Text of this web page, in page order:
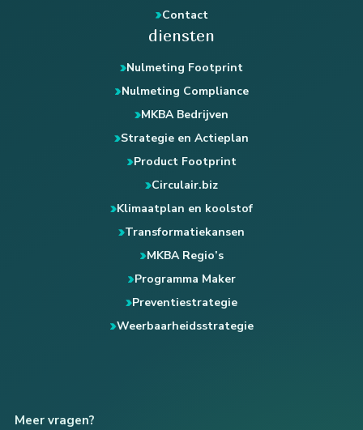
Contact
diensten
Nulmeting Footprint
Nulmeting Compliance
MKBA Bedrijven
Strategie en Actieplan
Product Footprint
Circulair.biz
Klimaatplan en koolstof
Transformatiekansen
MKBA Regio’s
Programma Maker
Preventiestrategie
Weerbaarheidsstrategie
Meer vragen?